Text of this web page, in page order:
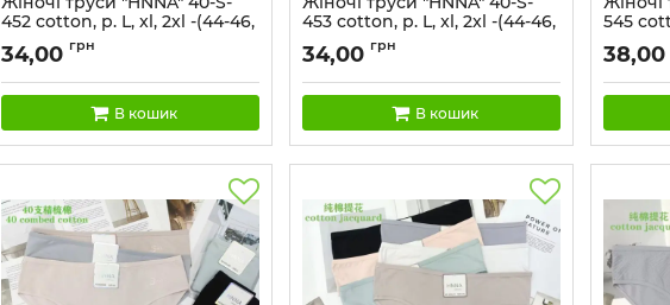
452 cotton, р. L, xl, 2xl -(44-46,
46-48, 48-50) -асорті -
(Однотонні + збоку два
серця + обідок по ніжці) -уп.
12 шт
34,00 грн
В кошик
453 cotton, р. L, xl, 2xl -(44-46,
46-48, 48-50) -асорті -
(Однотонні +збоку лапки
+обідок по ніжці) -уп. 12 шт
34,00 грн
В кошик
545
48) -
+збоку
шт
38,00